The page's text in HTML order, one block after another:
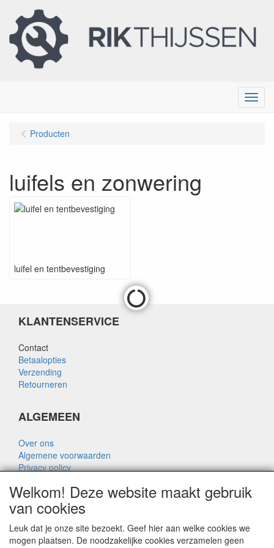
Menu
Producten
luifels en zonwering
luifel en tentbevestiging
KLANTENSERVICE
Contact
Betaalopties
Verzending
Retourneren
ALGEMEEN
Over ons
Algemene voorwaarden
Privacy policy
Over Rik Thijssen
Welkom! Deze website maakt gebruik
van cookies
Leuk dat je onze site bezoekt. Geef hier aan welke cookies we
mogen plaatsen. De noodzakelijke cookies verzamelen geen